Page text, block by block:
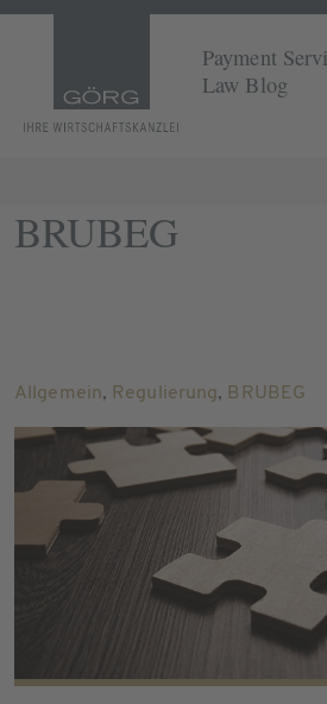
Payment
Law Blog
BRUBEG
Allgemein, Regulierung, BRUBEG